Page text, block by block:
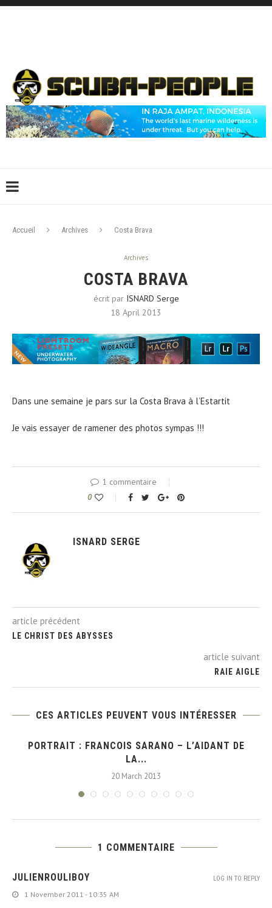
Accueil Archives Costa Brava
Archives
COSTA BRAVA
écrit par ISNARD Serge
18 April 2013
Dans une semaine je pars sur la Costa Brava à l’Estartit
Je vais essayer de ramener des photos sympas !!!
1 commentaire
0
ISNARD SERGE
article précédent
LE CHRIST DES ABYSSES
article suivant
RAIE AIGLE
CES ARTICLES PEUVENT VOUS INTÉRESSER
PORTRAIT : FRANCOIS SARANO – L’AIDANT DE
LA...
20 March 2013
1 COMMENTAIRE
JULIENROULIBOY
1 November 2011 - 10:35 AM
LOG IN TO REPLY